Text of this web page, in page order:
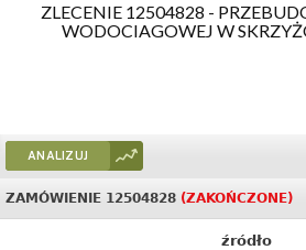
ZLECENIE 12504828 -
WODOCIAGOWEJ W
ANALIZUJ
ZAMÓWIENIE 12504828 (ZAKOŃCZONE)
źródło